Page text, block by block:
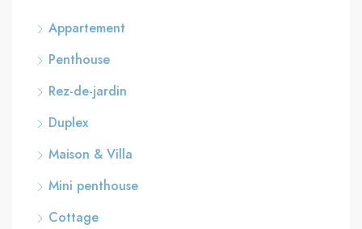
Appartement
Penthouse
Rez-de-jardin
Duplex
Maison & Villa
Mini penthouse
Cottage